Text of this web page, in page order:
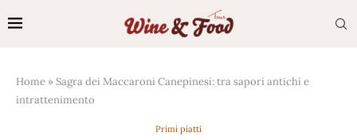
Home »Sagra dei Maccaroni Canepinesi: tra sapori antichi e
intrattenimento
Primi piatti